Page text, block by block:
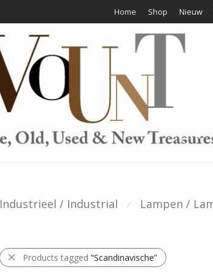
Home Shop Nieuw
Industrieel / Industrial ⁄ Lampen /
Products tagged “Scandinavische”